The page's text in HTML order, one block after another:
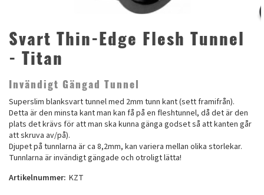
Svart Thin-Edge Flesh Tunnel
- Titan
Invändigt Gängad Tunnel
Superslim blanksvart tunnel med 2mm tunn kant (sett framifrån).
Detta är den minsta kant man kan få på en fleshtunnel, då det är den
plats det krävs för att man ska kunna gänga godset så att kanten går
att skruva av/på).
Djupet på tunnlarna är ca 8,2mm, kan variera mellan olika storlekar.
Tunnlarna är invändigt gängade och otroligt lätta!
Artikelnummer: KZT